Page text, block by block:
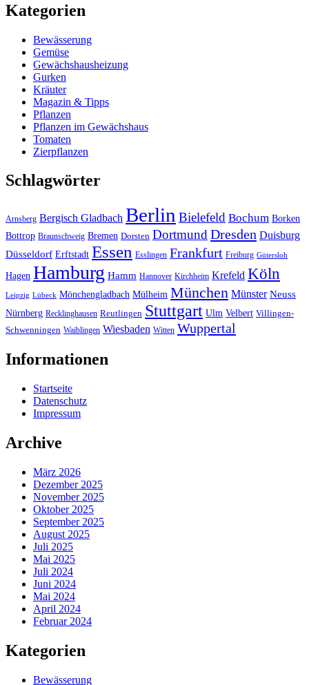
Kategorien
Bewässerung
Gemüse
Gewächshausheizung
Gurken
Kräuter
Magazin & Tipps
Pflanzen
Pflanzen im Gewächshaus
Tomaten
Zierpflanzen
Schlagwörter
Arnsberg Bergisch Gladbach Berlin Bielefeld Bochum Borken
Bottrop Braunschweig Bremen Dorsten DortmundDresden Duisburg
Düsseldorf Erftstadt Essen Esslingen Frankfurt Freiburg Gütersloh
Hagen Hamburg Hamm Hannover Kirchheim Krefeld Köln
Leipzig Lübeck Mönchengladbach Mülheim München Münster Neuss
Nürnberg Recklinghausen Reutlingen Stuttgart Ulm Velbert Villingen-
Schwenningen Waiblingen Wiesbaden Witten Wuppertal
Informationen
Startseite
Datenschutz
Impressum
Archive
März 2026
Dezember 2025
November 2025
Oktober 2025
September 2025
August 2025
Juli 2025
Mai 2025
Juli 2024
Juni 2024
Mai 2024
April 2024
Februar 2024
Kategorien
Bewässerung